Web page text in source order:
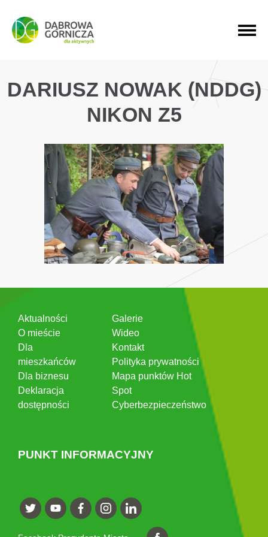
PRZEJDŹ DO MENU GŁÓWNEGO
PRZEJDŹ DO WYSZUKIWARKI
PRZEJDŹ DO TREŚCI
DARIUSZ NOWAK (NDDG)
NIKON Z5
Aktualności
O mieście
Dla
mieszkańców
Dla biznesu
Deklaracja
dostępności
Galerie
Wideo
Kontakt
Polityka prywatności
Mapa punktów Hot
Spot
Cyberbezpieczeństwo
PUNKT INFORMACYJNY